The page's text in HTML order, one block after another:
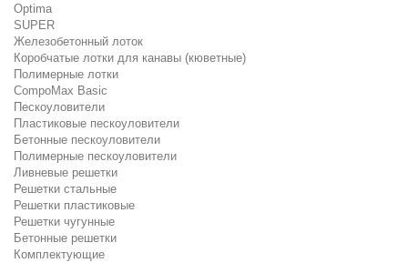
Optima
SUPER
Железобетонный лоток
Коробчатые лотки для канавы (кюветные)
Полимерные лотки
CompoMax Basic
Пескоуловители
Пластиковые пескоуловители
Бетонные пескоуловители
Полимерные пескоуловители
Ливневые решетки
Решетки стальные
Решетки пластиковые
Решетки чугунные
Бетонные решетки
Комплектующие